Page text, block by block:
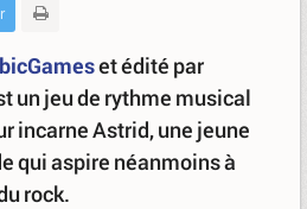
et édité par
un jeu de rythme musical
incarne Astrid, une jeune
qui aspire néanmoins à
rock.